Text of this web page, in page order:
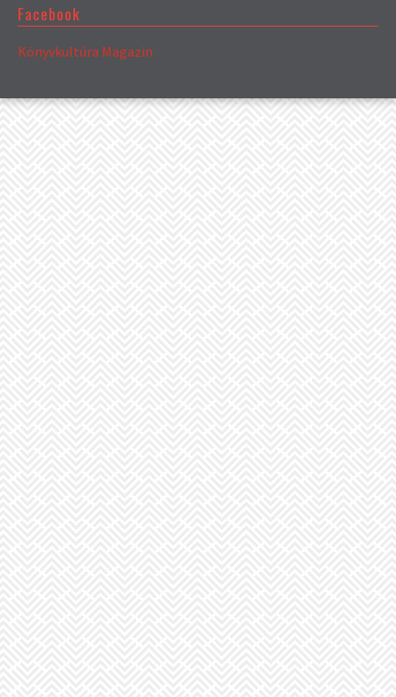
Facebook
Könyvkultúra Magazin